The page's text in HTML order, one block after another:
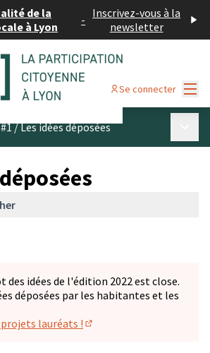
de la
à Lyon
- Inscrivez-vous à la
newsletter
Se connecter
/Les idées déposées
des idées de l'édition 2022 est close.
déposées par les habitantes et les
lauréats !